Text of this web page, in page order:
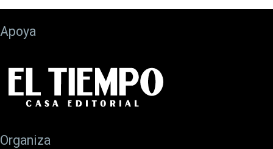
Apoya
Organiza